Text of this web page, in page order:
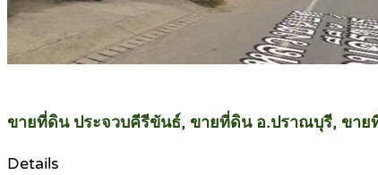
ขายที่ดิน ประจวบคีรีขันธ์, ขายที่ดิน อ.ปราณบุรี, ขา
Details